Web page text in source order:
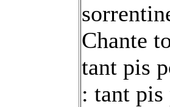
Chante
tant pis
: tant